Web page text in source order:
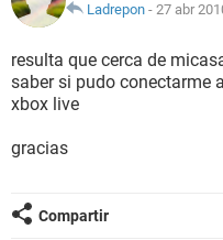
Ladrepon - 27 abr
resulta que cerca de
saber si pudo conectarme
xbox live
gracias
Compartir